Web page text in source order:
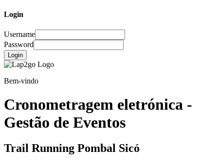
Login
Username
Password
Login
Bem-vindo
Cronometragem eletrónica -
Gestão de Eventos
Trail Running Pombal Sicó